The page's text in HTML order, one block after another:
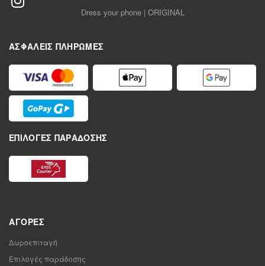
Dress your phone | ORIGINAL
ΑΣΦΑΛΕΊΣ ΠΛΗΡΩΜΈΣ
ΕΠΙΛΟΓΈΣ ΠΑΡΆΔΟΣΗΣ
ΑΓΟΡΈΣ
Δωροεπιταγή
Επιλογές παράδοσης